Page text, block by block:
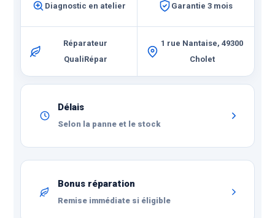
Diagnostic en atelier Garantie 3 mois
Réparateur
QualiRépar
1 rue Nantaise, 49300
Cholet
Délais
Selon la panne et le stock
Bonus réparation
Remise immédiate si éligible